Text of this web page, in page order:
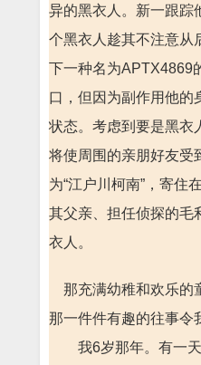
异的黑衣人。新一跟踪
个黑衣人趁其不注意从
下一种名为APTX4869
口，但因为副作用他的
状态。考虑到要是黑衣
将使周围的亲朋好友受
为“江户川柯南”，寄住
其父亲、担任侦探的毛
衣人。
那充满幼稚和欢乐的
那一件件有趣的往事令
我6岁那年。有一天